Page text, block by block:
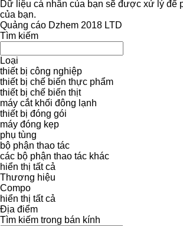
Dữ liệu cá nhân của bạn sẽ được xử lý để
của bạn.
Quảng cáo Dzhem 2018 LTD
Tìm kiếm
Loại
thiết bị công nghiệp
thiết bị chế biến thực phẩm
thiết bị chế biến thịt
máy cắt khối đông lạnh
thiết bị đóng gói
máy đóng kẹp
phụ tùng
bộ phận thao tác
các bộ phận thao tác khác
hiển thị tất cả
Thương hiệu
Compo
hiển thị tất cả
Địa điểm
Tìm kiếm trong bán kính